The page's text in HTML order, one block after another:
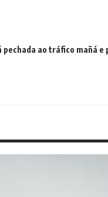
pechada ao tráfico mañá